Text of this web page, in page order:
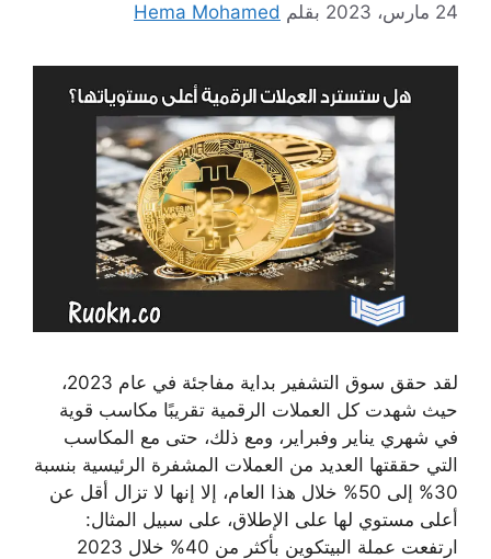
24 مارس، 2023 بقلم Hema Mohamed
لقد حقق سوق التشفير بداية مفاجئة في عام 2023،
حيث شهدت كل العملات الرقمية تقريبًا مكاسب قوية
في شهري يناير وفبراير، ومع ذلك، حتى مع المكاسب
التي حققتها العديد من العملات المشفرة الرئيسية بنسبة
30% إلى 50% خلال هذا العام، إلا إنها لا تزال أقل عن
أعلى مستوي لها على الإطلاق، على سبيل المثال:
ارتفعت عملة البيتكوين بأكثر من 40% خلال 2023